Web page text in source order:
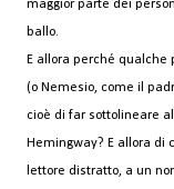
maggior parte dei
ballo.
E allora perché
(o Nemesio, come il
cioè di far sottolineare
Hemingway? E allora di
lettore distratto, a un